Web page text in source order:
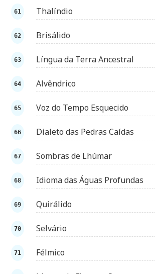
Thalíndio
Brisálido
Língua da Terra Ancestral
Alvêndrico
Voz do Tempo Esquecido
Dialeto das Pedras Caídas
Sombras de Lhúmar
Idioma das Águas Profundas
Quirálido
Selvário
Félmico